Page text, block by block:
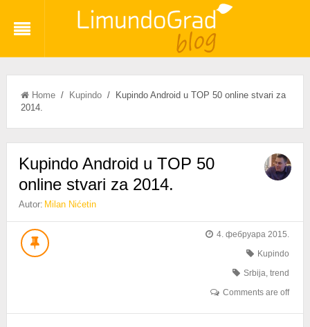
Home/ Kupindo/ Kupindo Android u TOP 50 online stvari za
2014.
Kupindo Android u TOP 50
online stvari za 2014.
Autor: Milan Nićetin
4. фебруара 2015.
Kupindo
Srbija,trend
Comments are off